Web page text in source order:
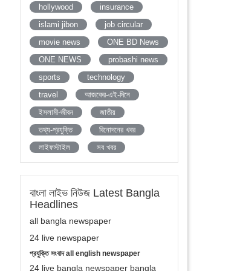
hollywood
insurance
islami jibon
job circular
movie news
ONE BD News
ONE NEWS
probashi news
sports
technology
travel
আজকের-এই-দিনে
ইসলামী-জীবন
জাতীয়
তথ্য-প্রযুক্তি
বিনোদনের খবর
লাইফস্টাইল
সব খবর
বাংলা লাইভ নিউজ Latest Bangla
Headlines
all bangla newspaper
24 live newspaper
প্রযুক্তি সংবাদ all english newspaper
24 live bangla newspaper bangla